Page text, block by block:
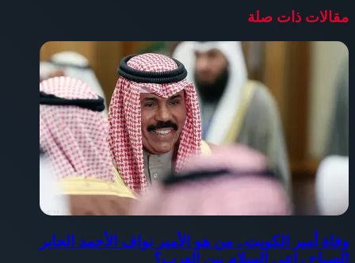
مقالات ذات صلة
وفاة أمير الكويت.. من هو الأمير نواف الأحمد الجابر
الصباح راعي السلام بين العرب؟